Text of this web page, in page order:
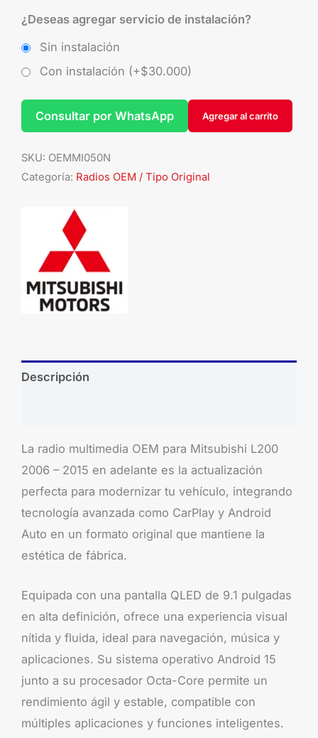
¿Deseas agregar servicio de instalación?
Sin instalación
Con instalación (+$30.000)
Agregar al carrito
Consultar por WhatsApp
SKU: OEMMI050N
Categoría: Radios OEM / Tipo Original
Descripción
La radio multimedia OEM para Mitsubishi L200
2006 – 2015 en adelante es la actualización
perfecta para modernizar tu vehículo, integrando
tecnología avanzada como CarPlay y Android
Auto en un formato original que mantiene la
estética de fábrica.
Equipada con una pantalla QLED de 9.1 pulgadas
en alta definición, ofrece una experiencia visual
nítida y fluida, ideal para navegación, música y
aplicaciones. Su sistema operativo Android 15
junto a su procesador Octa-Core permite un
rendimiento ágil y estable, compatible con
múltiples aplicaciones y funciones inteligentes.